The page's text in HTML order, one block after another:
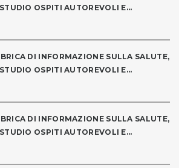
OSPITI AUTOREVOLI E...
DI INFORMAZIONE SULLA SALUTE,
OSPITI AUTOREVOLI E...
DI INFORMAZIONE SULLA SALUTE,
OSPITI AUTOREVOLI E...